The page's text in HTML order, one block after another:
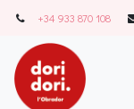
+34 933 870 108